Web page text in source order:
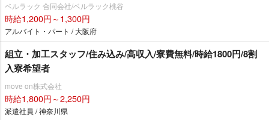
ベルラック 合同会社/ベルラック桃谷
時給1,200円～1,300円
アルバイト・パート / 大阪府
組立・加工スタッフ/住み込み/高収入/寮費無料/時給1800円/8割
入寮希望者
move on株式会社
時給1,800円～2,250円
派遣社員 / 神奈川県